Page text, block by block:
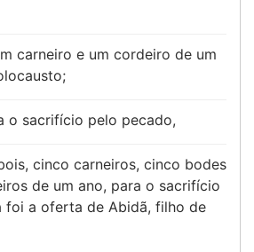
carneiro e um cordeiro de um
o sacrifício pelo pecado,
cinco carneiros, cinco bodes
de um ano, para o sacrifício
foi a oferta de Abidã, filho de